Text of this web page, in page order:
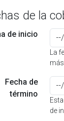
de la
de inicio
La
Fecha de
término
de